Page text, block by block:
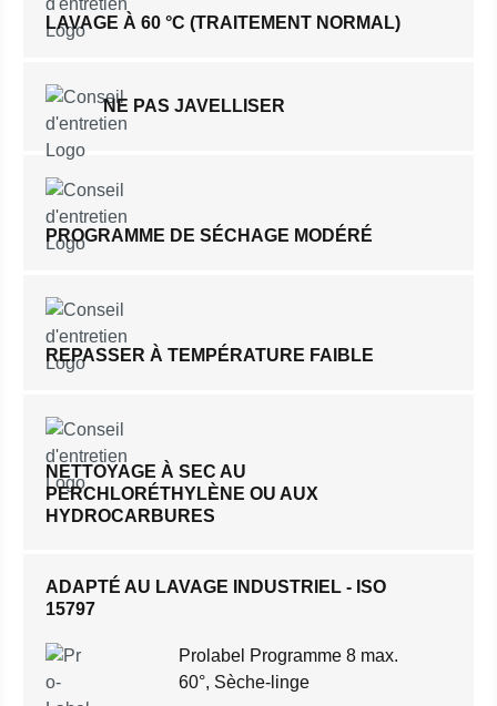
LAVAGE À 60 °C (TRAITEMENT NORMAL)
NE PAS JAVELLISER
PROGRAMME DE SÉCHAGE MODÉRÉ
REPASSER À TEMPÉRATURE FAIBLE
NETTOYAGE À SEC AU
PERCHLORÉTHYLÈNE OU AUX
HYDROCARBURES
ADAPTÉ AU LAVAGE INDUSTRIEL - ISO
15797
Prolabel Programme 8 max.
60°, Sèche-linge